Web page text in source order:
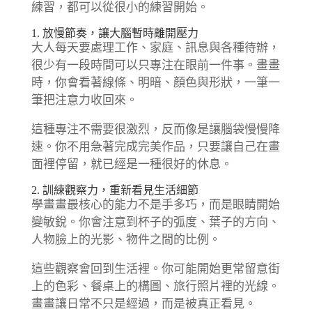
練習，都可以從很小的練習開始。
1. 放慢節奏，讓大腦暫時離開壓力
大人每天要處理工作、家庭、訊息與各種待辦，
很少有一段時間可以只專注在眼前一件事。畫畫
時，你會看著線條、明暗、顏色與形狀，一筆一
筆把注意力收回來。
這種專注不需要很激烈，反而像是讓腦袋慢慢降
速。你不用急著完成完美作品，只要讓自己在畫
面裡停留，就已經是一種很好的休息。
2. 訓練觀察力，重新看見生活細節
學畫畫最核心的能力不是手多巧，而是眼睛開始
變敏銳。你會注意到杯子的弧度、葉子的方向、
人物臉上的光影、物件之間的比例。
這些觀察會回到生活裡。你可能開始更常留意街
上的色彩、餐桌上的構圖、旅行照片裡的光線。
畫畫讓日常不只是經過，而是被真正看見。